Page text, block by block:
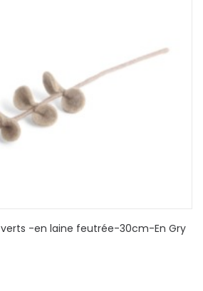
verts -en laine feutrée-30cm-En Gry